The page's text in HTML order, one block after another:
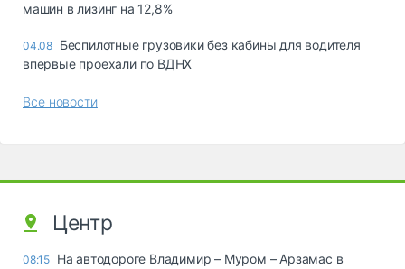
машин в лизинг на 12,8%
04.08 Беспилотные грузовики без кабины для водителя
впервые проехали по ВДНХ
Все новости
Центр
08:15 На автодороге Владимир – Муром – Арзамас в